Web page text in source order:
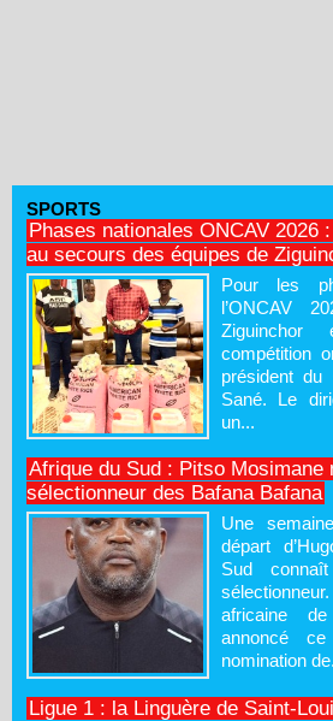
SPORTS
Phases nationales ONCAV 2026
au secours des équipes de
Pour les
l’ONCAV
Ziguinchor
compétition
président du
Sané. Le
un...
Afrique du Sud : Pitso Mosimane
sélectionneur des Bafana Bafana
Une
départ
Sud
africaine
annoncé
nomination
Ligue 1 : la Linguère de Saint-